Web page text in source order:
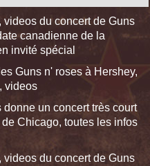
videos du concert de Guns
canadienne de la
invité spécial
Guns n' roses à Hershey,
videos
donne un concert très court
Chicago, toutes les infos
videos du concert de Guns